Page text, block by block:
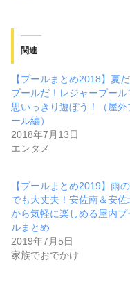
関連
【プールまとめ2018】夏だ
プールだ！レジャープール
思いっきり遊ぼう！（屋外
ール編）
2018年7月13日
エンタメ
【プールまとめ2019】雨
でも大丈夫！安佐南＆安佐
から気軽に楽しめる屋内プ
ルまとめ
2019年7月5日
家族でおでかけ